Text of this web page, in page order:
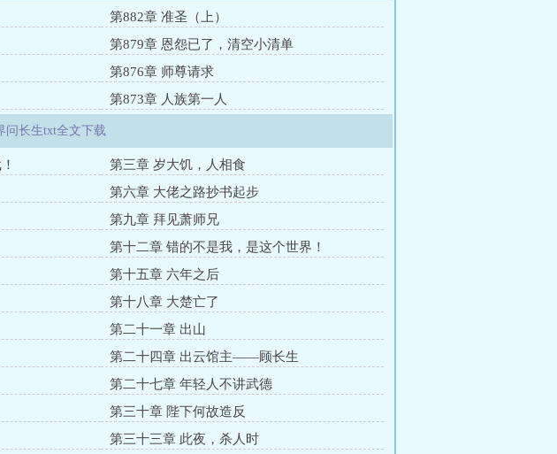
第882章 准圣（上）
第879章 恩怨已了，清空小清单
第876章 师尊请求
第873章 人族第一人
问长生txt全文下载
第三章 岁大饥，人相食
第六章 大佬之路抄书起步
第九章 拜见萧师兄
第十二章 错的不是我，是这个世界！
第十五章 六年之后
第十八章 大楚亡了
第二十一章 出山
第二十四章 出云馆主——顾长生
第二十七章 年轻人不讲武德
第三十章 陛下何故造反
第三十三章 此夜，杀人时